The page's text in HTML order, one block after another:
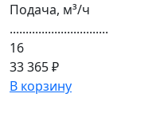
Подача, м³/ч
...............................
16
33 365 ₽
В корзину